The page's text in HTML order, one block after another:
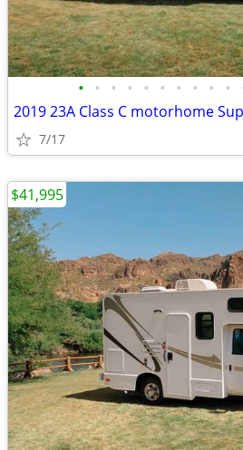
• • • • • • • • • •
2019 23A Class C motorhome
7/17
$41,995